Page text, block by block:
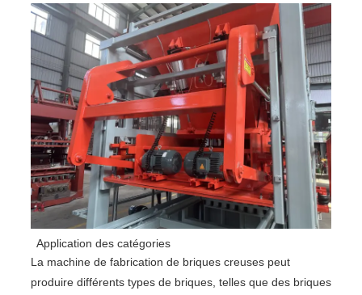
Application des catégories
La machine de fabrication de briques creuses peut
produire différents types de briques, telles que des briques